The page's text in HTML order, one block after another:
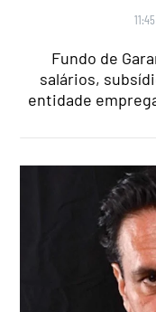
Fundo de
salários,
entidade